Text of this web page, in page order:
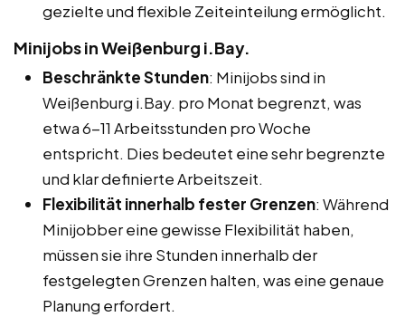
gezielte und flexible Zeiteinteilung ermöglicht.
Minijobs in Weißenburg i.Bay.
Beschränkte Stunden: Minijobs sind in
Weißenburg i.Bay. pro Monat begrenzt, was
etwa 6-11 Arbeitsstunden pro Woche
entspricht. Dies bedeutet eine sehr begrenzte
und klar definierte Arbeitszeit.
Flexibilität innerhalb fester Grenzen: Während
Minijobber eine gewisse Flexibilität haben,
müssen sie ihre Stunden innerhalb der
festgelegten Grenzen halten, was eine genaue
Planung erfordert.